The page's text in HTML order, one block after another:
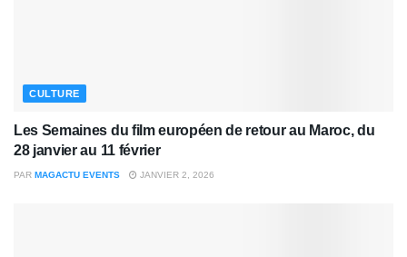
CULTURE
Les Semaines du film européen de retour au Maroc, du
28 janvier au 11 février
PAR MAGACTU EVENTS JANVIER 2, 2026